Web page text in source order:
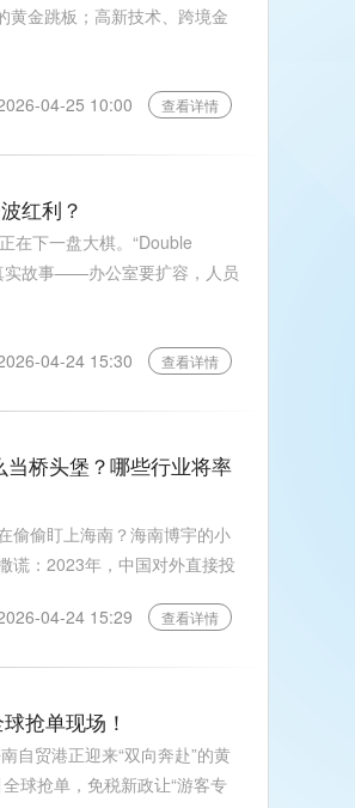
黄金跳板；高新技术、跨境金
04-25 10:00 查看详情
红利？
在下一盘大棋。“Double
实故事——办公室要扩容，人员
04-24 15:30 查看详情
当桥头堡？哪些行业将率
偷盯上海南？海南博宇的小
谎：2023年，中国对外直接投
04-24 15:29 查看详情
抢单现场！
自贸港正迎来“双向奔赴”的黄
球抢单，免税新政让“游客专